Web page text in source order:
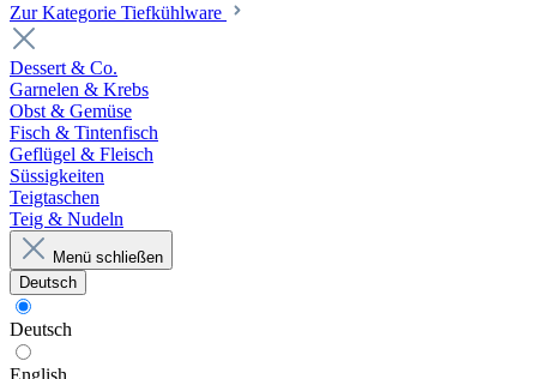
Zur Kategorie Tiefkühlware
Dessert & Co.
Garnelen & Krebs
Obst & Gemüse
Fisch & Tintenfisch
Geflügel & Fleisch
Süssigkeiten
Teigtaschen
Teig & Nudeln
Menü schließen
Deutsch
Deutsch
English